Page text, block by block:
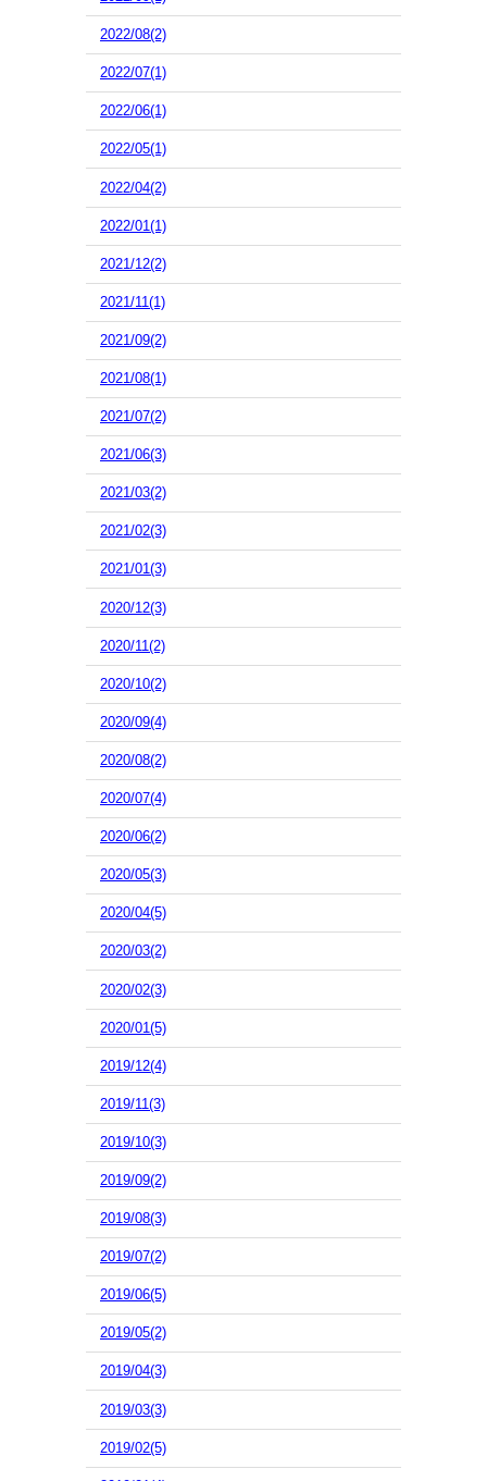
2022/08(2)
2022/07(1)
2022/06(1)
2022/05(1)
2022/04(2)
2022/01(1)
2021/12(2)
2021/11(1)
2021/09(2)
2021/08(1)
2021/07(2)
2021/06(3)
2021/03(2)
2021/02(3)
2021/01(3)
2020/12(3)
2020/11(2)
2020/10(2)
2020/09(4)
2020/08(2)
2020/07(4)
2020/06(2)
2020/05(3)
2020/04(5)
2020/03(2)
2020/02(3)
2020/01(5)
2019/12(4)
2019/11(3)
2019/10(3)
2019/09(2)
2019/08(3)
2019/07(2)
2019/06(5)
2019/05(2)
2019/04(3)
2019/03(3)
2019/02(5)